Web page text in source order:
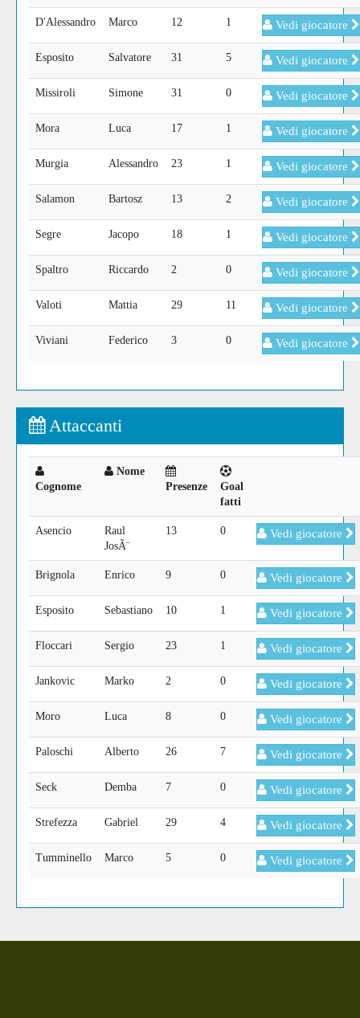
D'Alessandro Marco 12 1 Vedi giocatore
Esposito Salvatore 31 5 Vedi giocatore
Missiroli Simone 31 0 Vedi giocatore
Mora Luca 17 1 Vedi giocatore
Murgia Alessandro 23 1 Vedi giocatore
Salamon Bartosz 13 2 Vedi giocatore
Segre Jacopo 18 1 Vedi giocatore
Spaltro Riccardo 2 0 Vedi giocatore
Valoti Mattia 29 11 Vedi giocatore
Viviani Federico 3 0 Vedi giocatore
Attaccanti
Cognome
Nome
Presenze
Goal
fatti
Asencio
Raul
JosÃ¨
13 0 Vedi giocatore
Brignola Enrico 9 0 Vedi giocatore
Esposito Sebastiano 10 1 Vedi giocatore
Floccari Sergio 23 1 Vedi giocatore
Jankovic Marko 2 0 Vedi giocatore
Moro Luca 8 0 Vedi giocatore
Paloschi Alberto 26 7 Vedi giocatore
Seck Demba 7 0 Vedi giocatore
Strefezza Gabriel 29 4 Vedi giocatore
Tumminello Marco 5 0 Vedi giocatore